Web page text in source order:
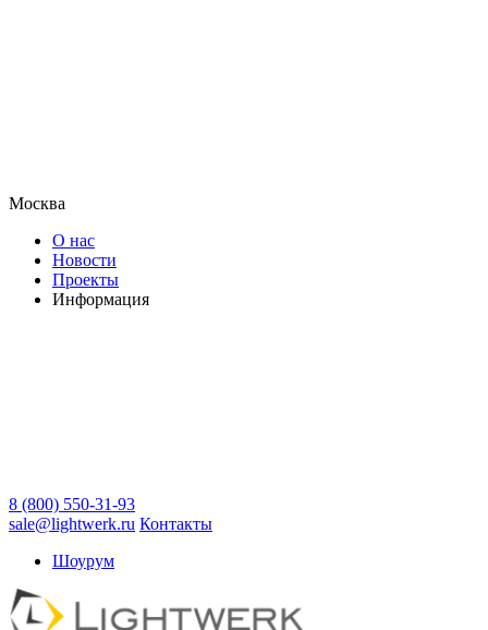
Москва
О нас
Новости
Проекты
Информация
8 (800) 550-31-93
sale@lightwerk.ru Контакты
Шоурум